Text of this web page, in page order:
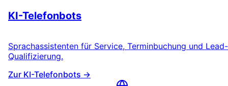
KI-Telefonbots
Sprachassistenten für Service, Terminbuchung und Lead-
Qualifizierung.
Zur KI-Telefonbots →